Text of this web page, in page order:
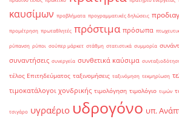
καυσίμων προβλήματα προγραμματικές δηλώσεις
προμέτρηση πρωταθλητές πρόστιμα πρόσωπα
ρύπανση ρύποι σούπερ μάρκετ στάθμη στατιστικά συμμορία
συναντήσεις συνεργεία συνθετικά καύσιμα
τέλος Επιτηδεύματος ταξινομήσεις ταξινόμηση τεκμηρίωση
τιμοκατάλογοι χονδρικής τιμολόγηση τιμολόγιο τιμών
τσιγάρο υγραέριο υδρογόνο υπ.